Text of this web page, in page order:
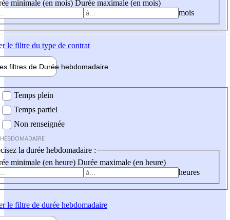
minimale (en mois) Durée maximale (en mois)
mois
le filtre du type de contrat
filtres de Durée hebdomadaire
Temps plein
Temps partiel
Non renseignée
la durée hebdomadaire :
minimale (en heure) Durée maximale (en heure)
heures
le filtre de durée hebdomadaire